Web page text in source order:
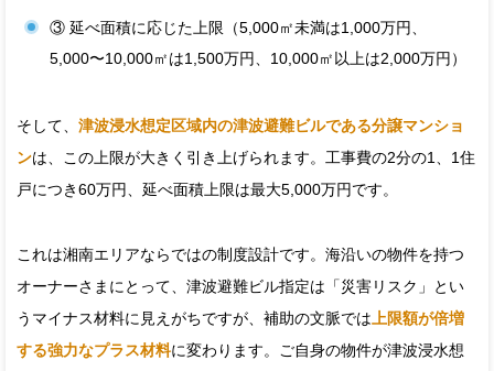
③ 延べ面積に応じた上限（5,000㎡未満は1,000万円、
5,000〜10,000㎡は1,500万円、10,000㎡以上は2,000万円）
そして、 津波浸水想定区域内の津波避難ビルである分譲マンショ
ンは、この上限が大きく引き上げられます。工事費の2分の1、1住
戸につき60万円、延べ面積上限は最大5,000万円です。
これは湘南エリアならではの制度設計です。海沿いの物件を持つ
オーナーさまにとって、津波避難ビル指定は「災害リスク」とい
うマイナス材料に見えがちですが、補助の文脈では 上限額が倍増
する強力なプラス材料に変わります。ご自身の物件が津波浸水想